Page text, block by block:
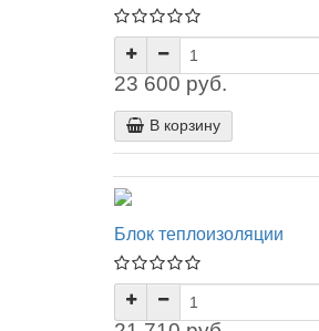
23 600 руб.
В корзину
Блок теплоизоляции